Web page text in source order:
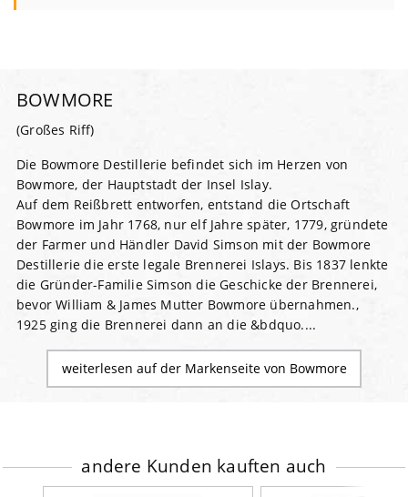
BOWMORE
(Großes Riff)
Die Bowmore Destillerie befindet sich im Herzen von
Bowmore, der Hauptstadt der Insel Islay.
Auf dem Reißbrett entworfen, entstand die Ortschaft
Bowmore im Jahr 1768, nur elf Jahre später, 1779, gründete
der Farmer und Händler David Simson mit der Bowmore
Destillerie die erste legale Brennerei Islays. Bis 1837 lenkte
die Gründer-Familie Simson die Geschicke der Brennerei,
bevor William & James Mutter Bowmore übernahmen.,
1925 ging die Brennerei dann an die &bdquo....
weiterlesen auf der Markenseite von Bowmore
andere Kunden kauften auch